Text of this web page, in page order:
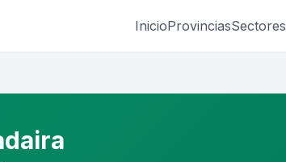
InicioProvinciasSectores